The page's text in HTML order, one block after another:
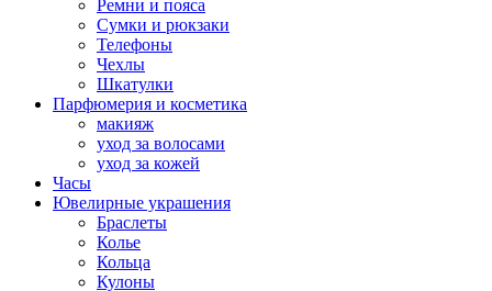
Ремни и пояса
Сумки и рюкзаки
Телефоны
Чехлы
Шкатулки
Парфюмерия и косметика
макияж
уход за волосами
уход за кожей
Часы
Ювелирные украшения
Браслеты
Колье
Кольца
Кулоны